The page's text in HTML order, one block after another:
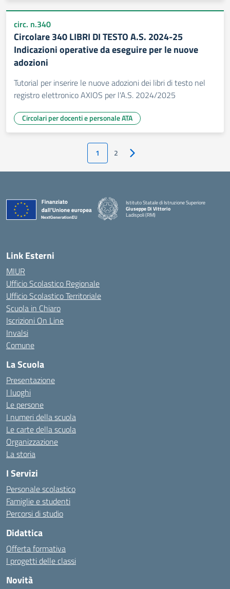
circ. n.340
Circolare 340 LIBRI DI TESTO A.S. 2024-25
Indicazioni operative da eseguire per le nuove
adozioni
Tutorial per inserire le nuove adozioni dei libri di testo nel
registro elettronico AXIOS per l'A.S. 2024/2025
Circolari per docenti e personale ATA
1 2 Pagina successiva
Istituto Statale di Istruzione Superiore
Giuseppe Di Vittorio
Ladispoli (RM)
Link Esterni
MIUR
Ufficio Scolastico Regionale
Ufficio Scolastico Territoriale
Scuola in Chiaro
Iscrizioni On Line
Invalsi
Comune
La Scuola
Presentazione
I luoghi
Le persone
I numeri della scuola
Le carte della scuola
Organizzazione
La storia
I Servizi
Personale scolastico
Famiglie e studenti
Percorsi di studio
Didattica
Offerta formativa
I progetti delle classi
Novità